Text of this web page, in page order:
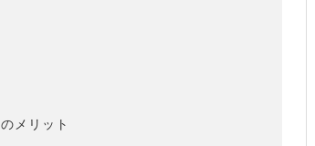
メリット